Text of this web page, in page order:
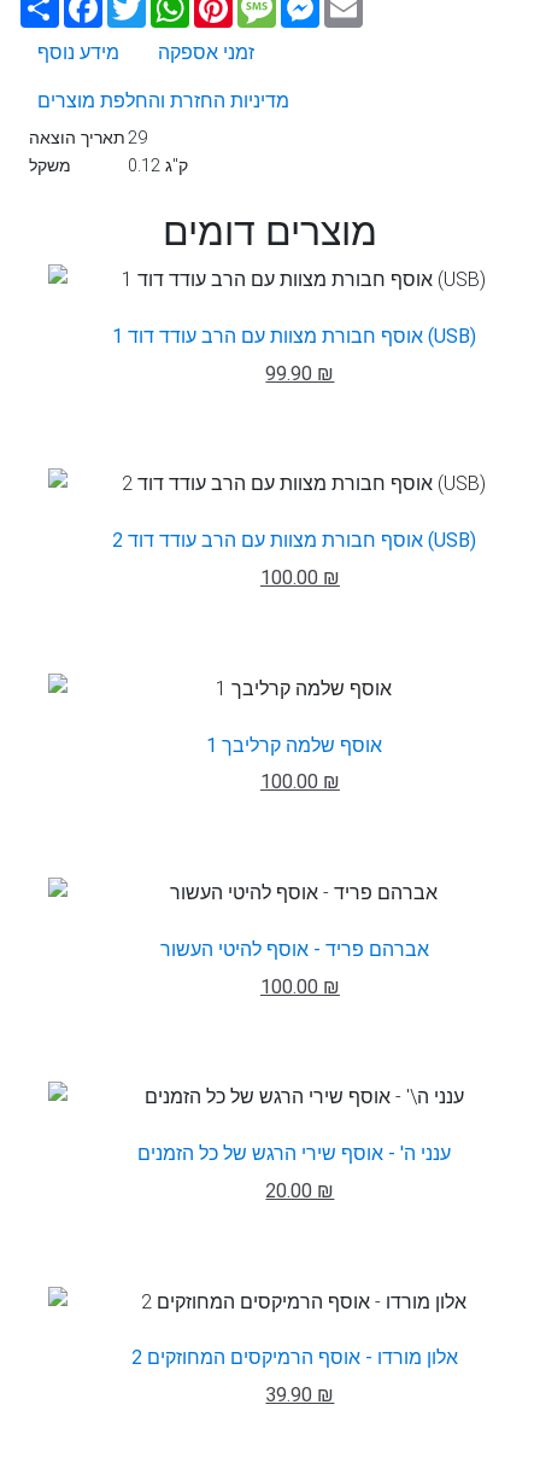
מידע נוסף
זמני אספקה
מדיניות החזרת והחלפת מוצרים
תאריך הוצאה29
משקל
0.12 ק"ג
מוצרים דומים
אוסף חבורת מצוות עם הרב עודד דוד 1 (USB)
99.90 ₪
אוסף חבורת מצוות עם הרב עודד דוד 2 (USB)
100.00 ₪
אוסף שלמה קרליבך 1
100.00 ₪
אברהם פריד - אוסף להיטי העשור
100.00 ₪
ענני ה' - אוסף שירי הרגש של כל הזמנים
20.00 ₪
אלון מורדו - אוסף הרמיקסים המחוזקים 2
39.90 ₪